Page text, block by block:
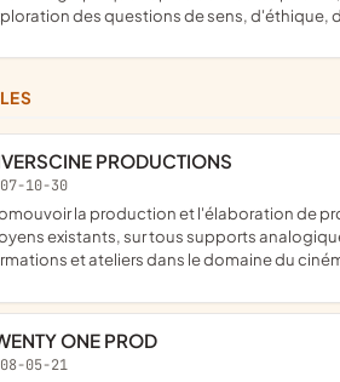
des questions de sens, d'éthique,
PRODUCTIONS
10-30
existants, sur tous supports
et ateliers dans le domaine du
ONE PROD
05-21